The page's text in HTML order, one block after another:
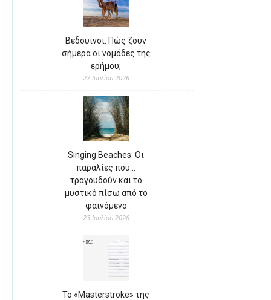
Βεδουίνοι: Πώς ζουν
σήμερα οι νομάδες της
ερήμου;
27 Ιουλίου 2026
Singing Beaches: Οι
παραλίες που…
τραγουδούν και το
μυστικό πίσω από το
φαινόμενο
23 Ιουλίου 2026
Το «Masterstroke» της